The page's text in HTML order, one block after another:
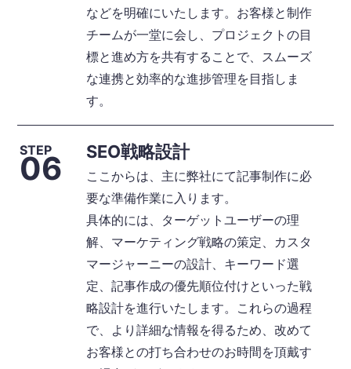
などを明確にいたします。お客様と制作
チームが一堂に会し、プロジェクトの目
標と進め方を共有することで、スムーズ
な連携と効率的な進捗管理を目指しま
す。
STEP
06 SEO戦略設計
ここからは、主に弊社にて記事制作に必
要な準備作業に入ります。
具体的には、ターゲットユーザーの理
解、マーケティング戦略の策定、カスタ
マージャーニーの設計、キーワード選
定、記事作成の優先順位付けといった戦
略設計を進行いたします。これらの過程
で、より詳細な情報を得るため、改めて
お客様との打ち合わせのお時間を頂戴す